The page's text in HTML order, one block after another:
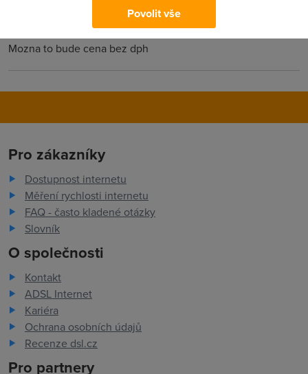
(28.6.2006 13:57:43)
Mozna to bude cena bez dph
Pro zákazníky
Dostupnost internetu
Měření rychlosti internetu
FAQ - často kladené otázky
Slovník
O společnosti
Kontakt
ADSL Internet
Kariéra
Ochrana osobních údajů
Recenze dsl.cz
Pro partnery
Povolit vše